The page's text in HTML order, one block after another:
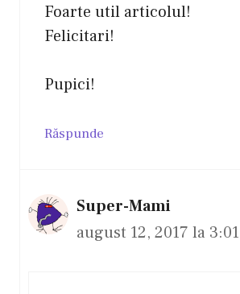
Foarte util articolul!
Felicitari!
Pupici!
Răspunde
Super-Mami
august 12, 2017 la